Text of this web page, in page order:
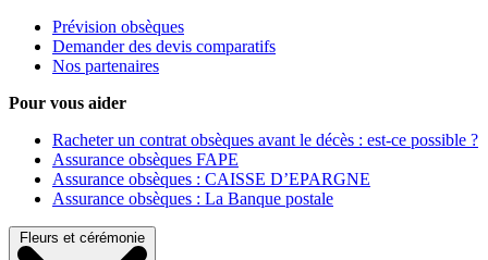
Prévision obsèques
Demander des devis comparatifs
Nos partenaires
Pour vous aider
Racheter un contrat obsèques avant le décès : est-ce possible ?
Assurance obsèques FAPE
Assurance obsèques : CAISSE D’EPARGNE
Assurance obsèques : La Banque postale
Fleurs et cérémonie